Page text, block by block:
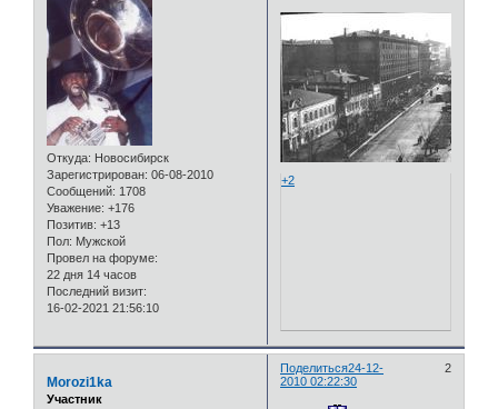
Откуда: Новосибирск
Зарегистрирован: 06-08-2010
Сообщений: 1708
Уважение: +176
Позитив: +13
Пол: Мужской
Провел на форуме:
22 дня 14 часов
Последний визит:
16-02-2021 21:56:10
+2
Поделиться 2
24-12-
2010 02:22:30
Morozi1ka
Участник